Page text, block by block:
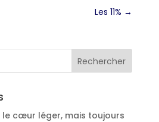
Les 11% →
le cœur léger, mais toujours